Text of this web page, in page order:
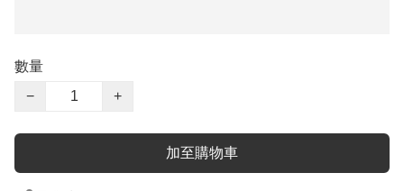
數量
−
+
加至購物車